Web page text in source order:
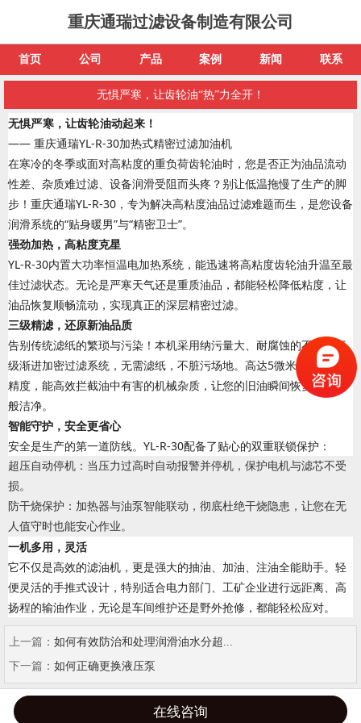
重庆通瑞过滤设备制造有限公司
首页 公司 产品 案例 新闻 联系
无惧严寒，让齿轮油“热”力全开！
无惧严寒，让齿轮油动起来！
—— 重庆通瑞YL-R-30加热式精密过滤加油机
在寒冷的冬季或面对高粘度的重负荷齿轮油时，您是否正为油品流动
性差、杂质难过滤、设备润滑受阻而头疼？别让低温拖慢了生产的脚
步！重庆通瑞YL-R-30，专为解决高粘度油品过滤难题而生，是您设备
润滑系统的“贴身暖男”与“精密卫士”。
强劲加热，高粘度克星
YL-R-30内置大功率恒温电加热系统，能迅速将高粘度齿轮油升温至最
佳过滤状态。无论是严寒天气还是重质油品，都能轻松降低粘度，让
油品恢复顺畅流动，实现真正的深层精密过滤。
三级精滤，还原新油品质
告别传统滤纸的繁琐与污染！本机采用纳污量大、耐腐蚀的不锈钢三
级渐进加密过滤系统，无需滤纸，不脏污场地。高达5微米的精密过滤
精度，能高效拦截油中有害的机械杂质，让您的旧油瞬间恢复如新油
般洁净。
智能守护，安全更省心
安全是生产的第一道防线。YL-R-30配备了贴心的双重联锁保护：
超压自动停机 ：当压力过高时自动报警并停机，保护电机与滤芯不受
损。
防干烧保护 ：加热器与油泵智能联动，彻底杜绝干烧隐患，让您在无
人值守时也能安心作业。
一机多用，灵活
它不仅是高效的滤油机，更是强大的抽油、加油、注油全能助手。轻
便灵活的手推式设计，特别适合电力部门、工矿企业进行远距离、高
扬程的输油作业，无论是车间维护还是野外抢修，都能轻松应对。
上一篇： 如何有效防治和处理润滑油水分超...
下一篇： 如何正确更换液压泵
地图
在线咨询